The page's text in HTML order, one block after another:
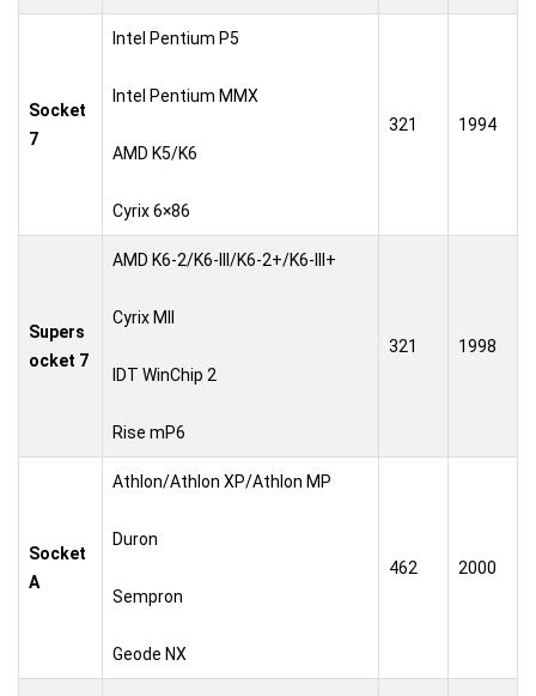
Socket
7
Intel Pentium P5
Intel Pentium MMX
AMD K5/K6
Cyrix 6×86
321 1994
Supers
ocket 7
AMD K6-2/K6-III/K6-2+/K6-III+
Cyrix MII
IDT WinChip 2
Rise mP6
321 1998
Socket
A
Athlon/Athlon XP/Athlon MP
Duron
Sempron
Geode NX
462 2000